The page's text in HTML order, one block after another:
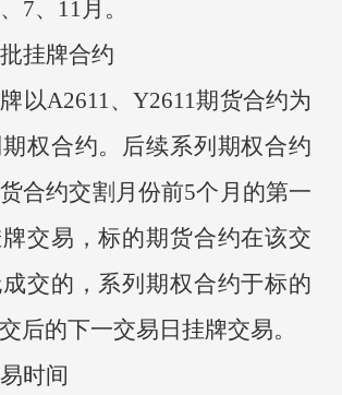
7、11月。
挂牌合约
以A2611、Y2611期货合约为
权合约。后续系列期权合约
合约交割月份前5个月的第一
交易，标的期货合约在该交
交的，系列期权合约于标的
后的下一交易日挂牌交易。
时间